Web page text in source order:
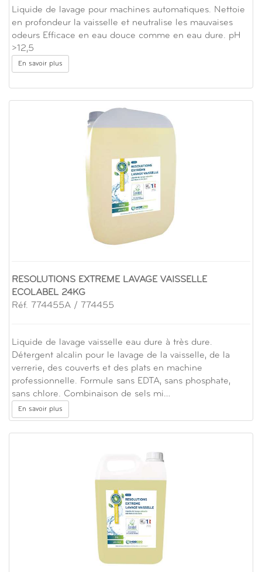
Liquide de lavage pour machines automatiques. Nettoie
en profondeur la vaisselle et neutralise les mauvaises
odeurs Efficace en eau douce comme en eau dure. pH
>12,5
En savoir plus
RESOLUTIONS EXTREME LAVAGE VAISSELLE
ECOLABEL 24KG
Réf. 774455A / 774455
Liquide de lavage vaisselle eau dure à très dure.
Détergent alcalin pour le lavage de la vaisselle, de la
verrerie, des couverts et des plats en machine
professionnelle. Formule sans EDTA, sans phosphate,
sans chlore. Combinaison de sels mi…
En savoir plus